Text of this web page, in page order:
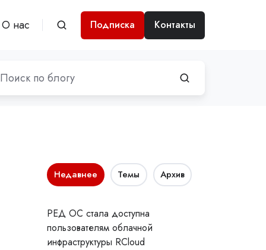
О нас Подписка Контакты
Недавнее Темы Архив
РЕД ОС стала доступна
пользователям облачной
инфраструктуры RCloud